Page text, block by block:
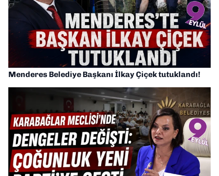
Menderes Belediye Başkanı İlkay Çiçek tutuklandı!